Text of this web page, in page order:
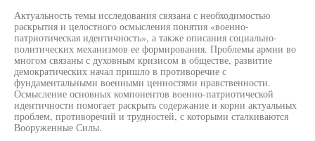
Актуальность темы исследования связана с необходимостью
раскрытия и целостного осмысления понятия «военно-
патриотическая идентичность», а также описания социально-
политических механизмов ее формирования. Проблемы армии во
многом связаны с духовным кризисом в обществе, развитие
демократических начал пришло в противоречие с
фундаментальными военными ценностями нравственности.
Осмысление основных компонентов военно-патриотической
идентичности помогает раскрыть содержание и корни актуальных
проблем, противоречий и трудностей, с которыми сталкиваются
Вооруженные Силы.